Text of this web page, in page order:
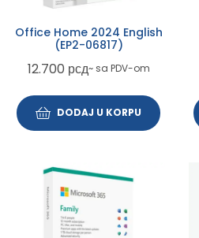
Office Home 2024 English
(EP2-06817)
12.700 рсд~ sa PDV-om
DODAJ U KORPU